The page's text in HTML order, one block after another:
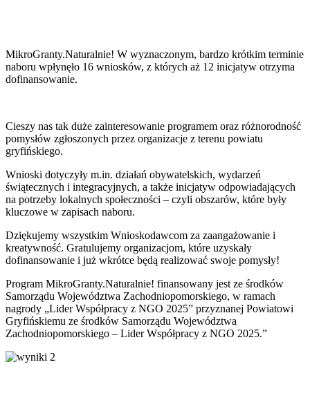
MikroGranty.Naturalnie! W wyznaczonym, bardzo krótkim terminie
naboru wpłynęło 16 wniosków, z których aż 12 inicjatyw otrzyma
dofinansowanie.
Cieszy nas tak duże zainteresowanie programem oraz różnorodność
pomysłów zgłoszonych przez organizacje z terenu powiatu
gryfińskiego.
Wnioski dotyczyły m.in. działań obywatelskich, wydarzeń
świątecznych i integracyjnych, a także inicjatyw odpowiadających
na potrzeby lokalnych społeczności – czyli obszarów, które były
kluczowe w zapisach naboru.
Dziękujemy wszystkim Wnioskodawcom za zaangażowanie i
kreatywność. Gratulujemy organizacjom, które uzyskały
dofinansowanie i już wkrótce będą realizować swoje pomysły!
Program MikroGranty.Naturalnie! finansowany jest ze środków
Samorządu Województwa Zachodniopomorskiego, w ramach
nagrody „Lider Współpracy z NGO 2025” przyznanej Powiatowi
Gryfińskiemu ze środków Samorządu Województwa
Zachodniopomorskiego – Lider Współpracy z NGO 2025.”